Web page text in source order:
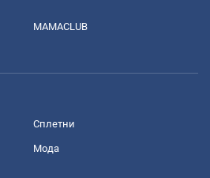
MAMACLUB
Сплетни
Мода